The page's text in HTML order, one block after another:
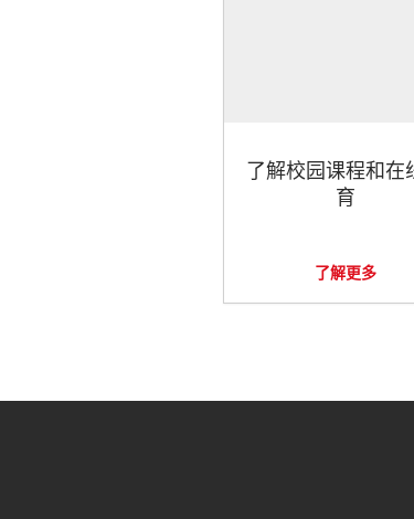
了解校园课程和在
育
了解更多